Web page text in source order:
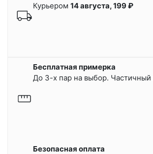
Курьером 14 августа, 199 ₽
Бесплатная примерка
До 3-х пар на выбор. Частичный
Безопасная оплата